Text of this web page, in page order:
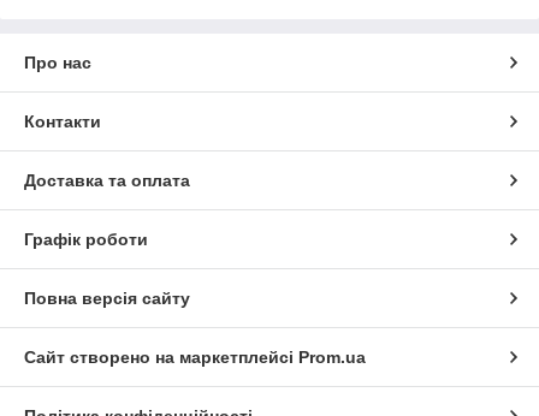
Про нас
Контакти
Доставка та оплата
Графік роботи
Повна версія сайту
Сайт створено на маркетплейсі Prom.ua